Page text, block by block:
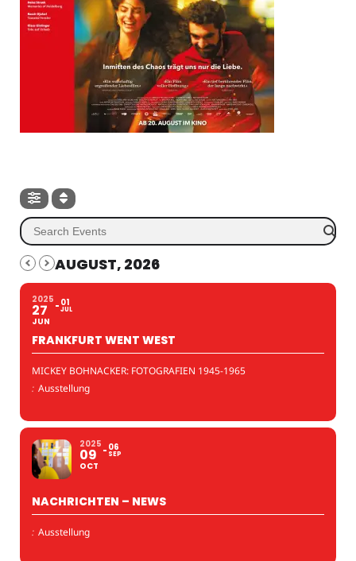
AUGUST, 2026
2025
27
JUN
01
JUL
FRANKFURT WENT WEST
MICKEY BOHNACKER: FOTOGRAFIEN 1945-1965
: Ausstellung
2025
09
OCT
06
SEP
NACHRICHTEN – NEWS
: Ausstellung